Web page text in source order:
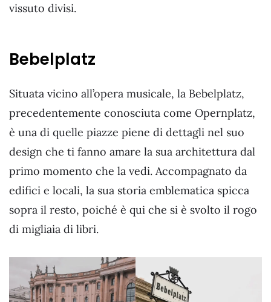
vissuto divisi.
Bebelplatz
Situata vicino all’opera musicale, la Bebelplatz,
precedentemente conosciuta come Opernplatz,
è una di quelle piazze piene di dettagli nel suo
design che ti fanno amare la sua architettura dal
primo momento che la vedi. Accompagnato da
edifici e locali, la sua storia emblematica spicca
sopra il resto, poiché è qui che si è svolto il rogo
di migliaia di libri.